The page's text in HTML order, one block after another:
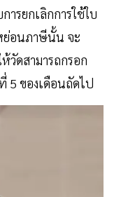
ารยกเลิกการใช้ใบ
ย่อนภาษีนั้น จะ
วัดสามารถกรอก
5 ของเดือนถัดไป